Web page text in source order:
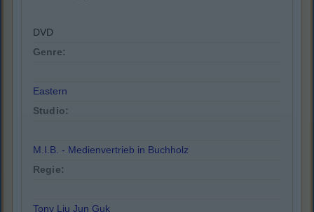
DVD
Genre:
Eastern
Studio:
M.I.B. - Medienvertrieb in Buchholz
Regie:
Tony Liu Jun Guk